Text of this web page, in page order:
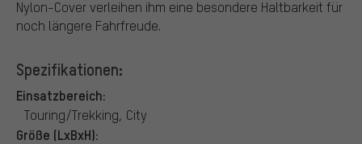
Nylon-Cover verleihen ihm eine besondere Haltbarkeit für
noch längere Fahrfreude.
Spezifikationen:
Einsatzbereich:
Touring/Trekking, City
Größe (LxBxH):